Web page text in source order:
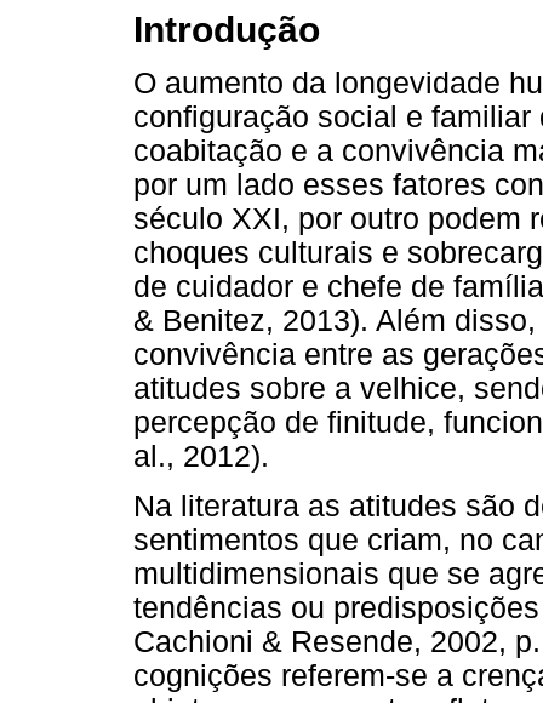
Introdução
O aumento da longevidade
configuração social e
coabitação e a convivência
por um lado esses fatores
século XXI, por outro podem
choques culturais e
de cuidador e chefe de
& Benitez, 2013). Além
convivência entre as
atitudes sobre a velhice,
percepção de finitude,
al., 2012).
Na literatura as atitudes são
sentimentos que criam, no
multidimensionais que se
tendências ou
Cachioni & Resende, 2002,
cognições referem-se a